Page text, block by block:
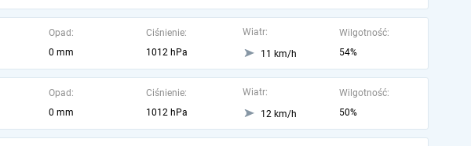
Opad:
0 mm
Ciśnienie:
1012 hPa
Wiatr:
11 km/h
Wilgotność:
54%
Opad:
0 mm
Ciśnienie:
1012 hPa
Wiatr:
12 km/h
Wilgotność:
50%